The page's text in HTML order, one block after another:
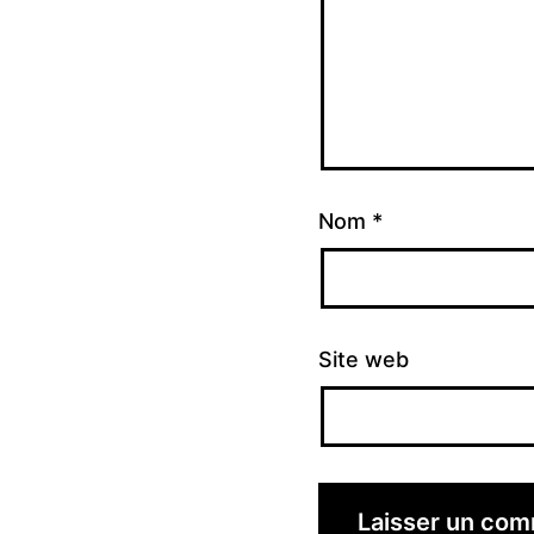
Nom *
Site web